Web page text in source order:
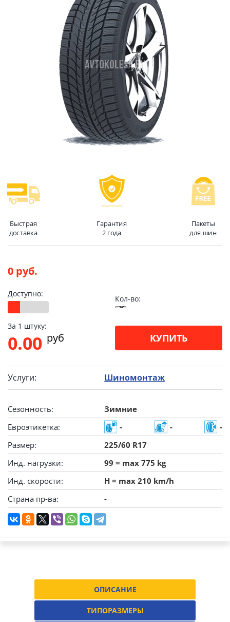
Быстрая
доставка
Гарантия
2 года
Пакеты
для шин
0 руб.
Доступно:
Кол-во:
За 1 штуку:
0.00 pуб КУПИТЬ
Услуги: Шиномонтаж
Сезонность:
Зимние
Евроэтикетка:
- -
-
Размер:
225/60 R17
Инд. нагрузки:
99 = max 775 kg
Инд. скорости:
H = max 210 km/h
Страна пр-ва:
-
ОПИСАНИЕ
ТИПОРАЗМЕРЫ